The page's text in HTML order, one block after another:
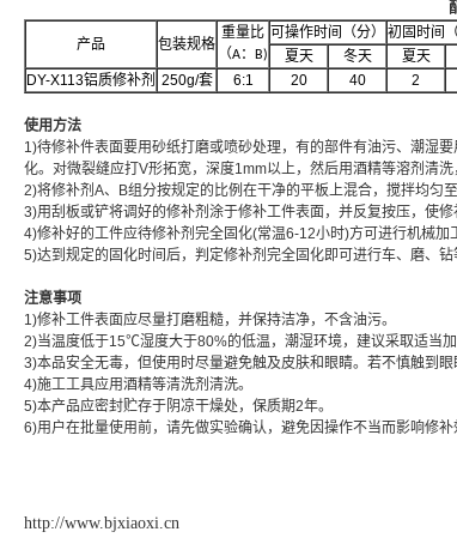
产品 包装规格
重量比
（A： B)
可操作时间（分） 初固时间
夏天 冬天 夏天
DY-X113铝质修补剂 250g/套 6:1 20 40 2
使用方法
1)待修补件表面要用砂纸打磨或喷砂处理，有的部件有油污、潮湿
化。对微裂缝应打V形拓宽，深度1mm以上，然后用酒精等溶剂清洗
2)将修补剂A、B组分按规定的比例在干净的平板上混合，搅拌均匀
3)用刮板或铲将调好的修补剂涂于修补工件表面，并反复按压，使
4)修补好的工件应待修补剂完全固化(常温6-12小时)方可进行机械
5)达到规定的固化时间后，判定修补剂完全固化即可进行车、磨、钻
注意事项
1)修补工件表面应尽量打磨粗糙，并保持洁净，不含油污。
2)当温度低于15℃湿度大于80%的低温，潮湿环境，建议采取适当加
3)本品安全无毒，但使用时尽量避免触及皮肤和眼睛。若不慎触到眼
4)施工工具应用酒精等清洗剂清洗。
5)本产品应密封贮存于阴凉干燥处，保质期2年。
6)用户在批量使用前，请先做实验确认，避免因操作不当而影响修补
http://www.bjxiaoxi.cn